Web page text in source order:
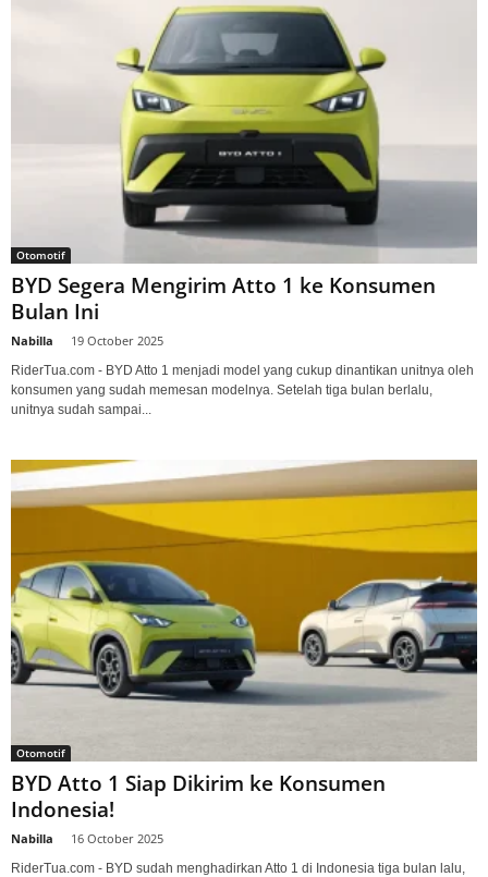
Otomotif
BYD Segera Mengirim Atto 1 ke Konsumen
Bulan Ini
Nabilla 19 October 2025
RiderTua.com - BYD Atto 1 menjadi model yang cukup dinantikan unitnya oleh
konsumen yang sudah memesan modelnya. Setelah tiga bulan berlalu,
unitnya sudah sampai...
Otomotif
BYD Atto 1 Siap Dikirim ke Konsumen
Indonesia!
Nabilla 16 October 2025
RiderTua.com - BYD sudah menghadirkan Atto 1 di Indonesia tiga bulan lalu,